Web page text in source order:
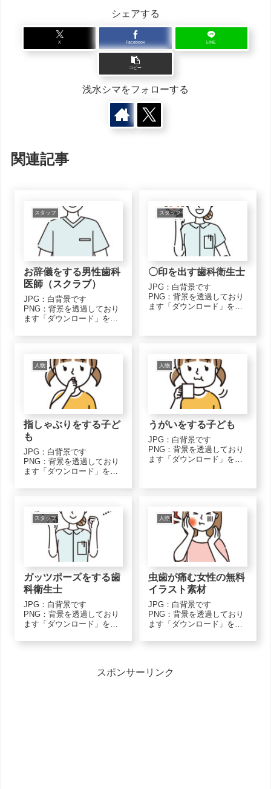
シェアする
X Facebook LINE
コピー
浅水シマをフォローする
関連記事
スタッフ
お辞儀をする男性歯科
医師（スクラブ）
JPG：白背景です
PNG：背景を透過しており
ます「ダウンロード」をク
を付けて保存」で保存して
おじぎ-monoJPGダウンロ
ード歯科医師.おじぎ-
monoPNGダウンロード2カ
ラー歯科医...
スタッフ
〇印を出す歯科衛生士
JPG：白背景です
PNG：背景を透過しており
ます「ダウンロード」をク
くださいモノクロJPGダウ
PNGダウンロード４カラー
JPGダウンロ...
人物
指しゃぶりをする子ど
も
JPG：白背景です
PNG：背景を透過しており
ます「ダウンロード」をク
を付けて保存」で保存して
も.指しゃぶり-monoJPGダ
ウンロード患者こども.指し
ゃぶり-monoPNGダウンロ
ード2...
人物
うがいをする子ども
JPG：白背景です
PNG：背景を透過しており
ます「ダウンロード」をク
くださいモノクロ患者こど
monoPNGダウンロード2カ
ラー患...
スタッフ
ガッツポーズをする歯
科衛生士
JPG：白背景です
PNG：背景を透過しており
ます「ダウンロード」をク
を付けて保存」で保存して
2カラーJPGダウンロード
人物
虫歯が痛む女性の無料
イラスト素材
JPG：白背景です
PNG：背景を透過しており
ます「ダウンロード」をク
を付けて保存」で保存して
歯-monoJPGダウンロード
スポンサーリンク